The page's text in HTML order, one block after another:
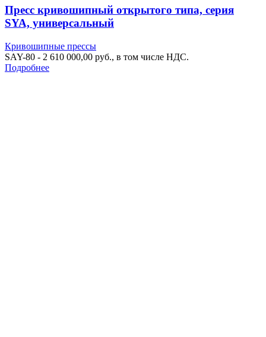
Пресс кривошипный открытого типа, серия
SYA, универсальный
Кривошипные прессы
SAY-80 - 2 610 000,00 руб., в том числе НДС.
Подробнее